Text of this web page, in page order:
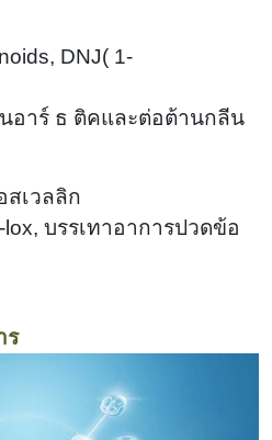
DNJ( 1-
าร์ ธ ติคและต่อต้านกลีน
สเวลลิก
บรรเทาอาการปวดข้อ
ร